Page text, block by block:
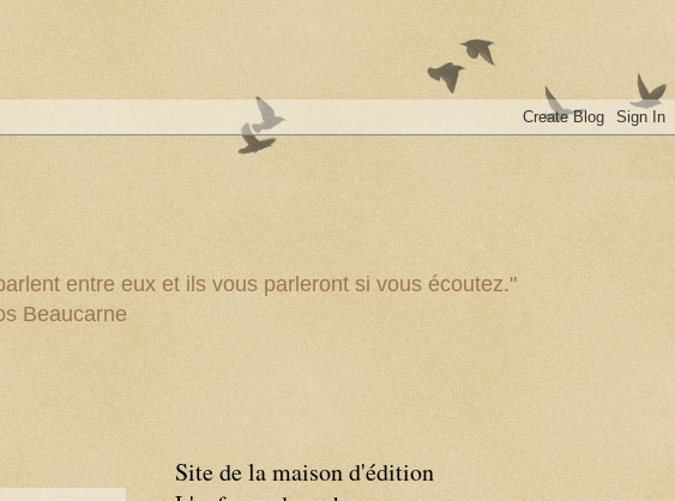
entre eux et ils vous parleront si vous écoutez."
Beaucarne
Site de la maison d'édition